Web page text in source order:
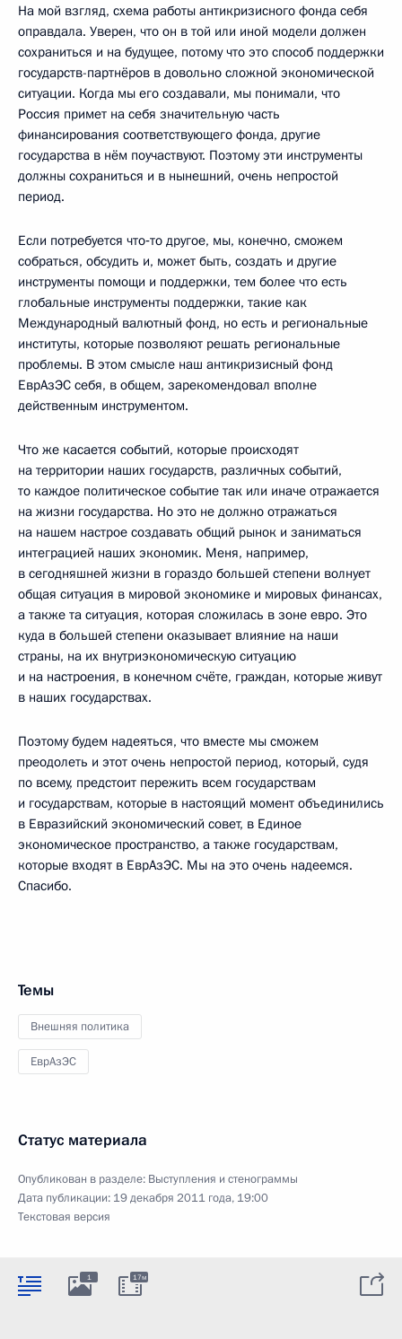
На мой взгляд, схема работы антикризисного фонда себя
оправдала. Уверен, что он в той или иной модели должен
сохраниться и на будущее, потому что это способ поддержки
государств-партнёров в довольно сложной экономической
ситуации. Когда мы его создавали, мы понимали, что
Россия примет на себя значительную часть
финансирования соответствующего фонда, другие
государства в нём поучаствуют. Поэтому эти инструменты
должны сохраниться и в нынешний, очень непростой
период.
Если потребуется что‑то другое, мы, конечно, сможем
собраться, обсудить и, может быть, создать и другие
инструменты помощи и поддержки, тем более что есть
глобальные инструменты поддержки, такие как
Международный валютный фонд, но есть и региональные
институты, которые позволяют решать региональные
проблемы. В этом смысле наш антикризисный фонд
ЕврАзЭС себя, в общем, зарекомендовал вполне
действенным инструментом.
Что же касается событий, которые происходят
на территории наших государств, различных событий,
то каждое политическое событие так или иначе отражается
на жизни государства. Но это не должно отражаться
на нашем настрое создавать общий рынок и заниматься
интеграцией наших экономик. Меня, например,
в сегодняшней жизни в гораздо большей степени волнует
общая ситуация в мировой экономике и мировых финансах,
а также та ситуация, которая сложилась в зоне евро. Это
куда в большей степени оказывает влияние на наши
страны, на их внутриэкономическую ситуацию
и на настроения, в конечном счёте, граждан, которые живут
в наших государствах.
Поэтому будем надеяться, что вместе мы сможем
преодолеть и этот очень непростой период, который, судя
по всему, предстоит пережить всем государствам
и государствам, которые в настоящий момент объединились
в Евразийский экономический совет, в Единое
экономическое пространство, а также государствам,
которые входят в ЕврАзЭС. Мы на это очень надеемся.
Спасибо.
Темы
Внешняя политика
ЕврАзЭС
Статус материала
Опубликован в разделе: Выступления и стенограммы
Дата публикации: 19 декабря 2011 года, 19:00
Текстовая версия
1 17м